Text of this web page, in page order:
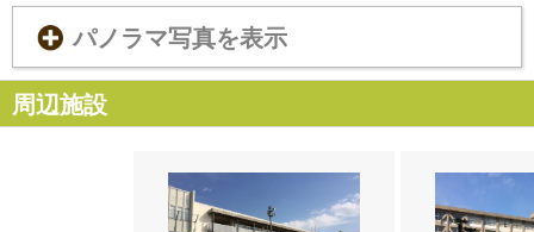
パノラマ写真を表示
周辺施設